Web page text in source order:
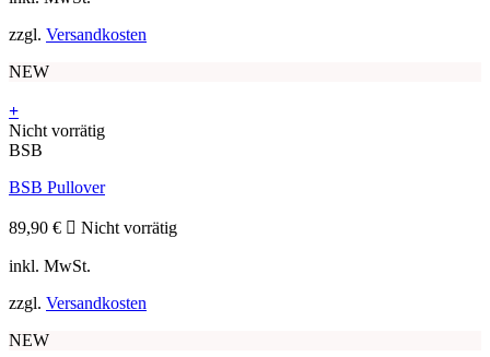
auf
Produktseite
werden
zzgl. Versandkosten
NEW
+
Dieses
Produkt
mehrere
auf.
Optionen
auf
Produktseite
Nicht vorrätig
BSB
BSB Pullover
89,90 € Nicht vorrätig
inkl. MwSt.
zzgl. Versandkosten
NEW